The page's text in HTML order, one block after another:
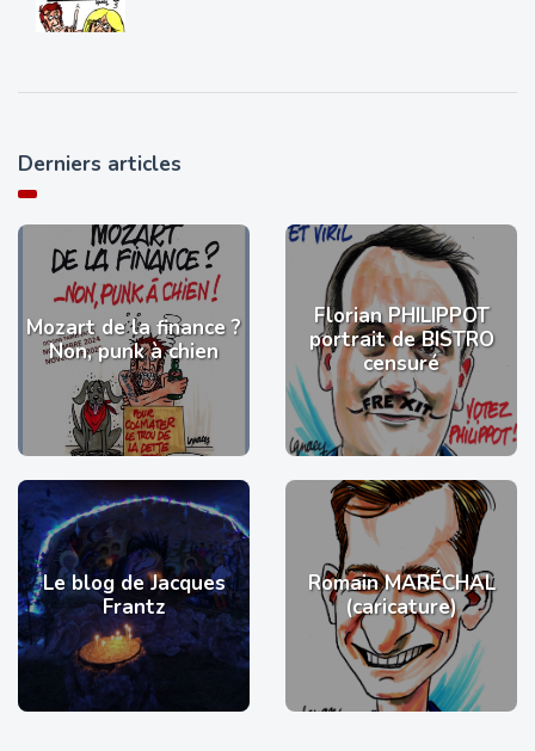
Derniers articles
Mozart de la finance ?
Non, punk à chien
Florian PHILIPPOT
portrait de BISTRO
censuré
Le blog de Jacques
Frantz
Romain MARÉCHAL
(caricature)